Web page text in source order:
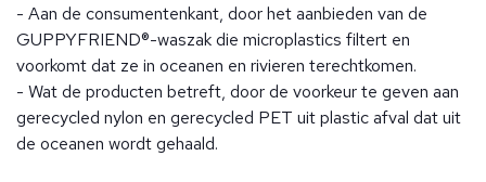
- Aan de consumentenkant, door het aanbieden van de
GUPPYFRIEND®-waszak die microplastics filtert en
voorkomt dat ze in oceanen en rivieren terechtkomen.
- Wat de producten betreft, door de voorkeur te geven aan
gerecycled nylon en gerecycled PET uit plastic afval dat uit
de oceanen wordt gehaald.